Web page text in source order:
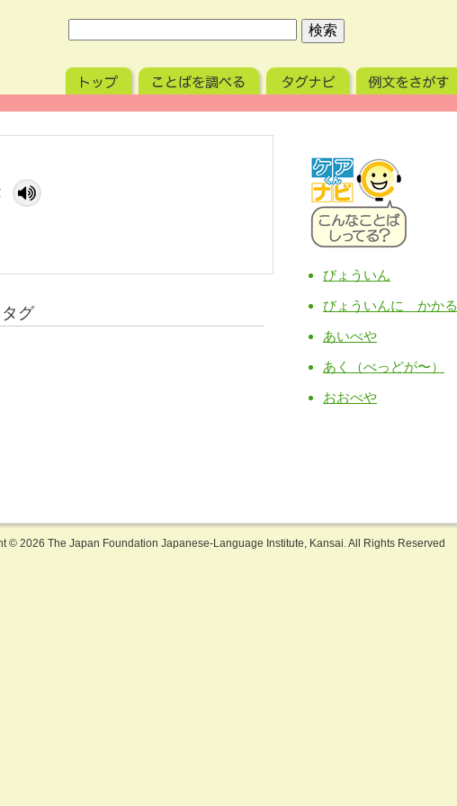
グ
びょういん
びょういんに かかる
あいべや
あく（べっどが〜）
おおべや
© 2026 The Japan Foundation Japanese-Language Institute, Kansai. All Rights Reserved